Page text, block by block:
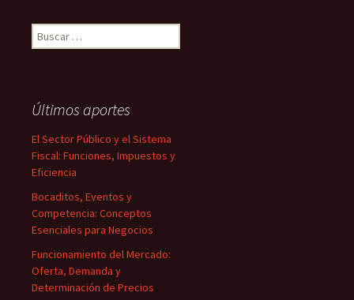
Buscar:
Últimos aportes
El Sector Público y el Sistema
Fiscal: Funciones, Impuestos y
Eficiencia
Bocaditos, Eventos y
Competencia: Conceptos
Esenciales para Negocios
Funcionamiento del Mercado:
Oferta, Demanda y
Determinación de Precios